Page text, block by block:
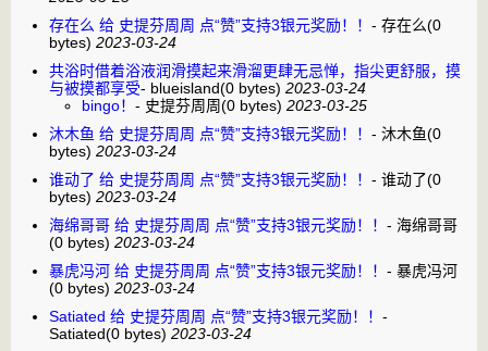
存在么 给 史提芬周周 点“赞”支持3银元奖励！！ - 存在么(0
bytes) 2023-03-24
共浴时借着浴液润滑摸起来滑溜更肆无忌惮，指尖更舒服，摸
与被摸都享受- blueisland(0 bytes) 2023-03-24
bingo！ - 史提芬周周(0 bytes) 2023-03-25
沐木鱼 给 史提芬周周 点“赞”支持3银元奖励！！ - 沐木鱼(0
bytes) 2023-03-24
谁动了 给 史提芬周周 点“赞”支持3银元奖励！！ - 谁动了(0
bytes) 2023-03-24
海绵哥哥 给 史提芬周周 点“赞”支持3银元奖励！！ - 海绵哥哥
(0 bytes) 2023-03-24
暴虎冯河 给 史提芬周周 点“赞”支持3银元奖励！！ - 暴虎冯河
(0 bytes) 2023-03-24
Satiated 给 史提芬周周 点“赞”支持3银元奖励！！ -
Satiated(0 bytes) 2023-03-24